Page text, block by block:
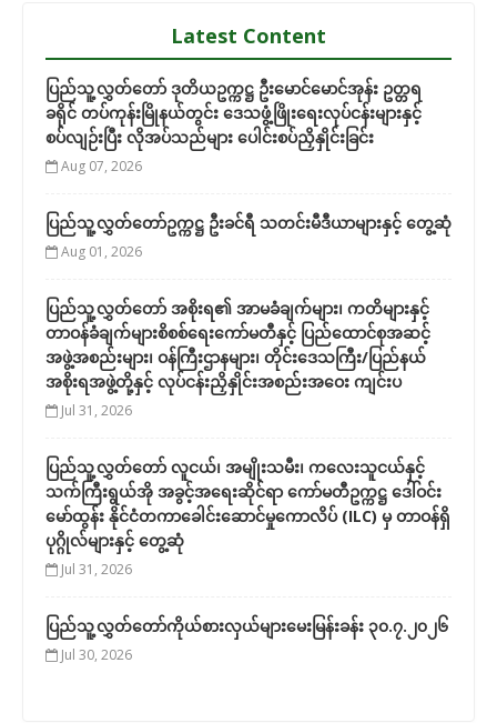
Latest Content
ပြည်သူ့လွှတ်တော် ဒုတိယဥက္ကဋ္ဌ ဦးမောင်မောင်အုန်း ဥတ္တရ
ခရိုင် တပ်ကုန်းမြိုနယ်တွင်း ဒေသဖွံ့ဖြိုးရေးလုပ်ငန်းများနှင့်
စပ်လျဉ်းပြီး လိုအပ်သည်များ ပေါင်းစပ်ညှိနှိုင်းခြင်း
Aug 07, 2026
ပြည်သူ့လွှတ်တော်ဥက္ကဋ္ဌ ဦးခင်ရီ သတင်းမီဒီယာများနှင့် တွေ့ဆုံ
Aug 01, 2026
ပြည်သူ့လွှတ်တော် အစိုးရ၏ အာမခံချက်များ၊ ကတိများနှင့်
တာဝန်ခံချက်များစိစစ်ရေးကော်မတီနှင့် ပြည်ထောင်စုအဆင့်
အဖွဲ့အစည်းများ၊ ဝန်ကြီးဌာနများ၊ တိုင်းဒေသကြီး/ပြည်နယ်
အစိုးရအဖွဲ့တို့နှင့် လုပ်ငန်းညှိနှိုင်းအစည်းအဝေး ကျင်းပ
Jul 31, 2026
ပြည်သူ့လွှတ်တော် လူငယ်၊ အမျိုးသမီး၊ ကလေးသူငယ်နှင့်
သက်ကြီးရွယ်အို အခွင့်အရေးဆိုင်ရာ ကော်မတီဥက္ကဋ္ဌ ဒေါ်ဝင်း
မော်ထွန်း နိုင်ငံတကာခေါင်းဆောင်မှုကောလိပ် (ILC) မှ တာဝန်ရှိ
ပုဂ္ဂိုလ်များနှင့် တွေ့ဆုံ
Jul 31, 2026
ပြည်သူ့လွှတ်တော်ကိုယ်စားလှယ်များမေးမြန်းခန်း ၃၀.၇.၂၀၂၆
Jul 30, 2026